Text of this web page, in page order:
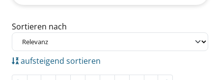
Zu den Suchfiltern springen
Sortieren nach
aufsteigend sortieren